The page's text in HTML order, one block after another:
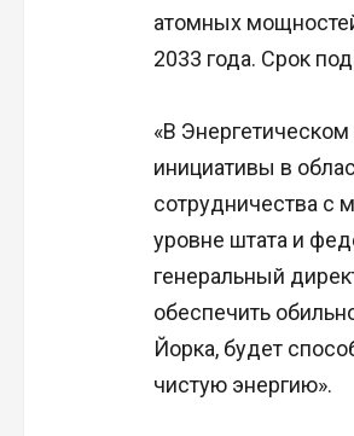
атомных
2033 года. Срок
«В
инициативы в
сотрудничества с
уровне штата и
генеральный
обеспечить
Йорка, будет
чистую энергию».